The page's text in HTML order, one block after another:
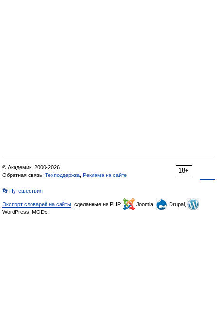
18+
© Академик, 2000-2026
Обратная связь: Техподдержка Реклама на сайте
👣 Путешествия
Экспорт словарей на сайты , сделанные на PHP, Joomla,
Drupal,
WordPress, MODx.